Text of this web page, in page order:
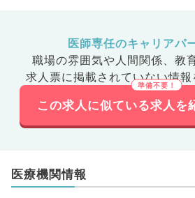
医師専任のキャリアパ
職場の雰囲気や人間関係、 教
求人票に掲載されていない情報
この求人に似ている求人を
医療機関情報